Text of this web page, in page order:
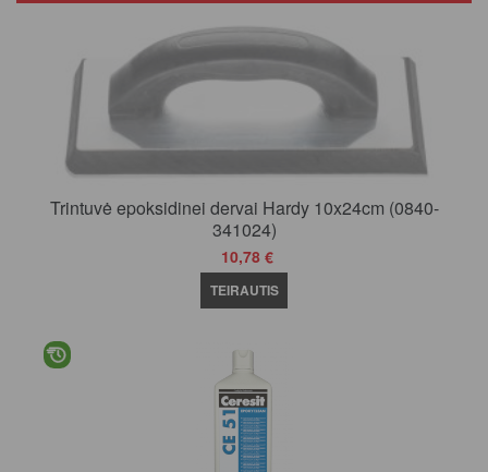
Trintuvė epoksidinei dervai Hardy 10x24cm (0840-
341024)
10,78 €
TEIRAUTIS